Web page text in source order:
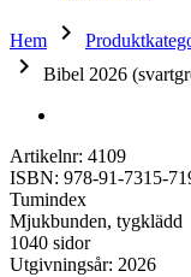
Hem keyboard_arrow_right
keyboard_arrow_right Bibel 2026
Artikelnr: 4109
ISBN: 978-91-7315-
Tumindex
Mjukbunden, tygklädd
1040 sidor
Utgivningsår: 2026